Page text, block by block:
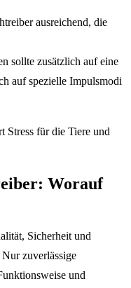
ausreichend, die
sollte zusätzlich auf eine
auf spezielle Impulsmodi
Stress für die Tiere und
Worauf
Sicherheit und
zuverlässige
und